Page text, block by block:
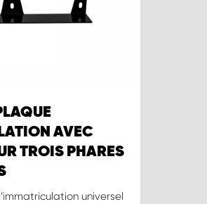
AVEC
TROIS PHARES
universel